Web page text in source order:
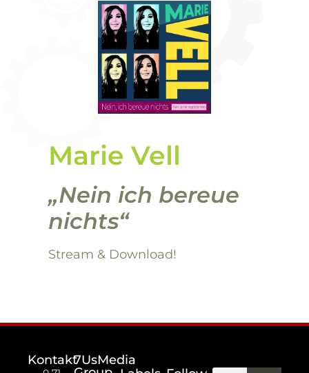
Marie Vell
„Nein ich bereue
nichts“
Stream & Download!
Kontakt7UsMedia